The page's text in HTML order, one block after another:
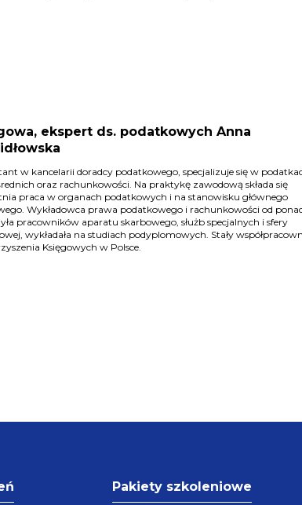
ekspert ds. podatkowych Anna
w kancelarii doradcy podatkowego, specjalizuje się w
oraz rachunkowości. Na praktykę zawodową składa się
praca w organach podatkowych i na stanowisku głównego
Wykładowca prawa podatkowego i rachunkowości od
pracowników aparatu skarbowego, służb specjalnych i sfery
wykładała na studiach podyplomowych. Stały
Księgowych w Polsce.
Pakiety szkoleniowe